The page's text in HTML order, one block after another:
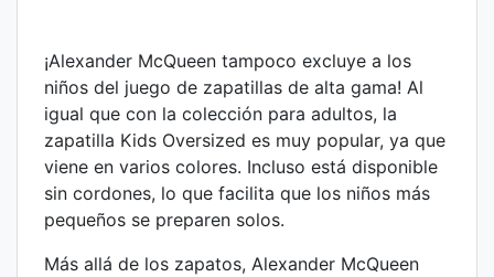
¡Alexander McQueen tampoco excluye a los
niños del juego de zapatillas de alta gama! Al
igual que con la colección para adultos, la
zapatilla Kids Oversized es muy popular, ya que
viene en varios colores. Incluso está disponible
sin cordones, lo que facilita que los niños más
pequeños se preparen solos.
Más allá de los zapatos, Alexander McQueen